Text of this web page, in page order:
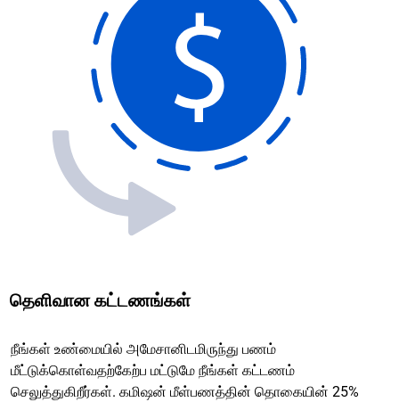
தெளிவான கட்டணங்கள்
நீங்கள் உண்மையில் அமேசானிடமிருந்து பணம்
மீட்டுக்கொள்வதற்கேற்ப மட்டுமே நீங்கள் கட்டணம்
செலுத்துகிறீர்கள். கமிஷன் மீள்பணத்தின் தொகையின் 25%